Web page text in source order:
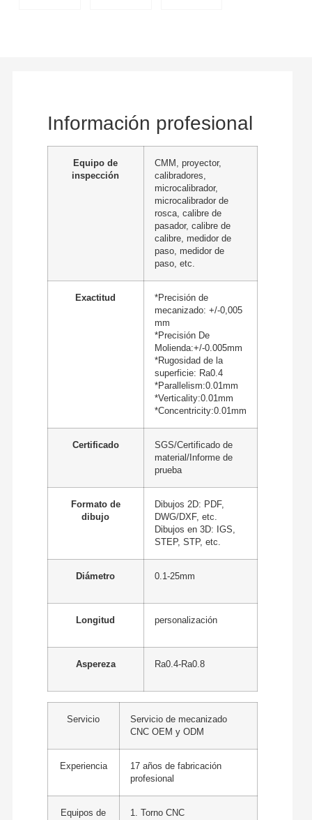
Información profesional
Equipo de
inspección
CMM, proyector,
calibradores,
microcalibrador,
microcalibrador de
rosca, calibre de
pasador, calibre de
calibre, medidor de
paso, medidor de
paso, etc.
Exactitud
*Precisión de
mecanizado: +/-0,005
mm
*Precisión De
Molienda:+/-0.005mm
*Rugosidad de la
superficie: Ra0.4
*Parallelism:0.01mm
*Verticality:0.01mm
*Concentricity:0.01mm
Certificado
SGS/Certificado de
material/Informe de
prueba
Formato de
dibujo
Dibujos 2D: PDF,
DWG/DXF, etc.
Dibujos en 3D: IGS,
STEP, STP, etc.
Diámetro 0.1-25mm
Longitud personalización
Aspereza Ra0.4-Ra0.8
Servicio
Servicio de mecanizado
CNC OEM y ODM
Experiencia
17 años de fabricación
profesional
Equipos de
1. Torno CNC